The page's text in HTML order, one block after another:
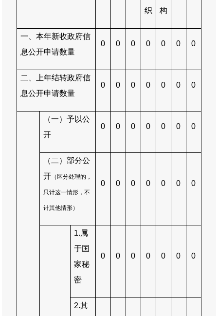
织
构
一、本年新收政府信
息公开申请数量
0 0 0 0 0 0 0
二、上年结转政府信
息公开申请数量
0 0 0 0 0 0 0
（一）予以公
开
0 0 0 0 0 0 0
（二）部分公
开（区分处理的，
只计这一情形，不
计其他情形）
0 0 0 0 0 0 0
1.属
于国
家秘
密
0 0 0 0 0 0 0
2.其